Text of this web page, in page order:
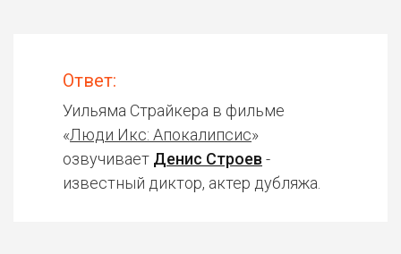
Ответ:
Уильяма Страйкера в фильме
«Люди Икс: Апокалипсис»
озвучивает Денис Строев -
известный диктор, актер дубляжа.